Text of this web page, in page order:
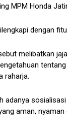
MPM Honda
dengan
melibatkan
raharja.
adanya
aman,